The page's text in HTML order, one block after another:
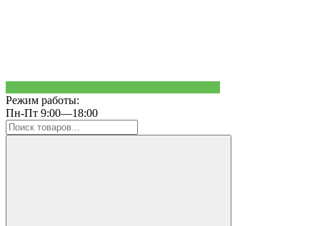
Режим работы:
Пн-Пт 9:00—18:00